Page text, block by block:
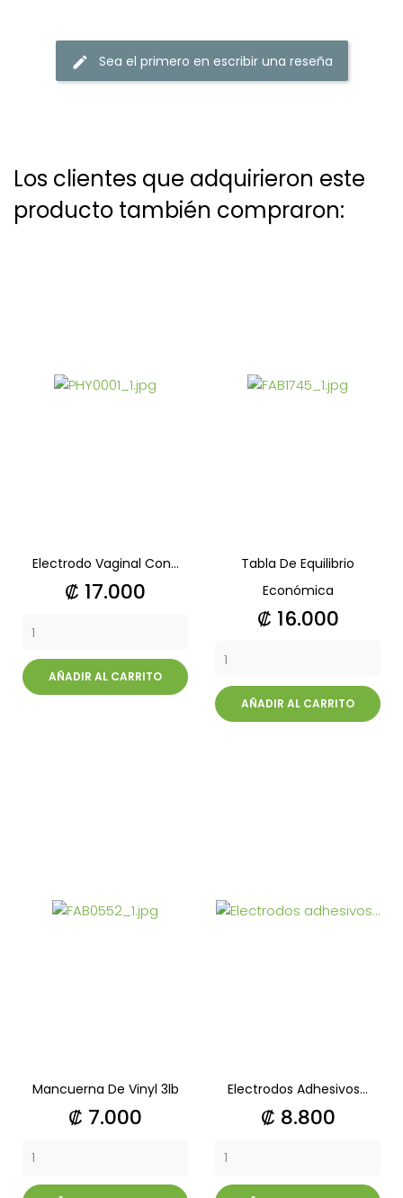
Sea el primero en escribir una reseña
Los clientes que adquirieron este
producto también compraron:
Electrodo Vaginal Con...
Precio
₡ 17.000
AÑADIR AL CARRITO
Tabla De Equilibrio
Económica
Precio
₡ 16.000
AÑADIR AL CARRITO
Mancuerna De Vinyl 3lb
Precio
₡ 7.000
Electrodos Adhesivos...
Precio
₡ 8.800